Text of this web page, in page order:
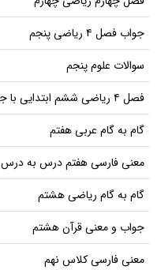
جواب فصل ۴ ریاضی پنجم
سوالات علوم پنجم
فصل ۴ ریاضی ششم ابتدایی با جواب
گام به گام عربی هفتم
معنی فارسی هفتم درس به درس
گام به گام ریاضی هشتم
جواب و معنی قرآن هشتم
معنی فارسی کلاس نهم